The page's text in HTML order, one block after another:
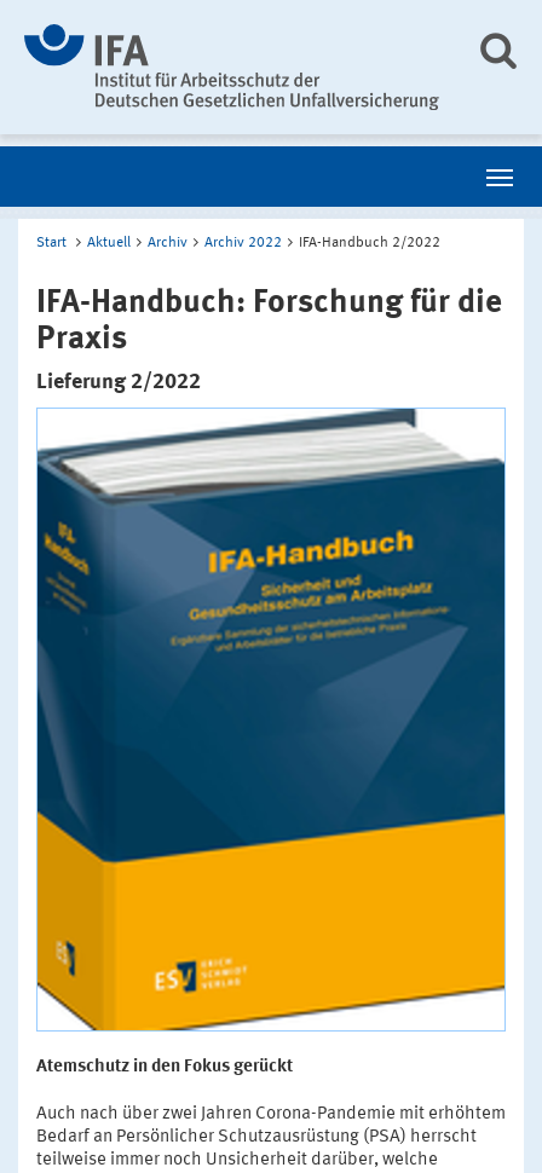
Start Aktuell Archiv Archiv 2022 IFA-Handbuch 2/2022
IFA-Handbuch: Forschung für die
Praxis
Lieferung 2/2022
Atemschutz in den Fokus gerückt
Auch nach über zwei Jahren Corona-Pandemie mit erhöhtem
Bedarf an Persönlicher Schutzausrüstung (PSA) herrscht
teilweise immer noch Unsicherheit darüber, welche